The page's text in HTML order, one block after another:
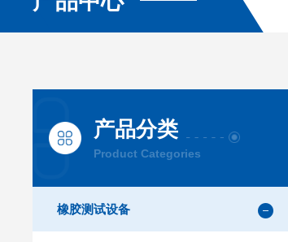
产品分类
Product Categories
橡胶测试设备